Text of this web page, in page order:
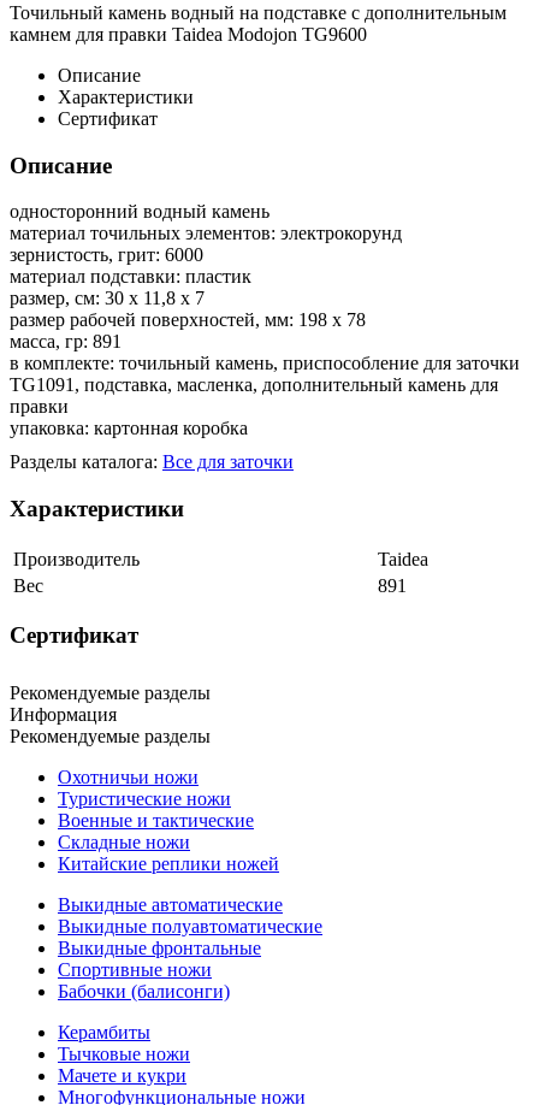
Точильный камень водный на подставке с дополнительным
камнем для правки Taidea Modojon TG9600
Описание
Характеристики
Сертификат
Описание
односторонний водный камень
материал точильных элементов: электрокорунд
зернистость, грит: 6000
материал подставки: пластик
размер, см: 30 х 11,8 х 7
размер рабочей поверхностей, мм: 198 х 78
масса, гр: 891
в комплекте: точильный камень, приспособление для заточки
TG1091, подставка, масленка, дополнительный камень для
правки
упаковка: картонная коробка
Разделы каталога: Все для заточки
Характеристики
Производитель
Taidea
Вес
891
Сертификат
Рекомендуемые разделы
Информация
Рекомендуемые разделы
Охотничьи ножи
Туристические ножи
Военные и тактические
Складные ножи
Китайские реплики ножей
Выкидные автоматические
Выкидные полуавтоматические
Выкидные фронтальные
Спортивные ножи
Бабочки (балисонги)
Керамбиты
Тычковые ножи
Мачете и кукри
Многофункциональные ножи